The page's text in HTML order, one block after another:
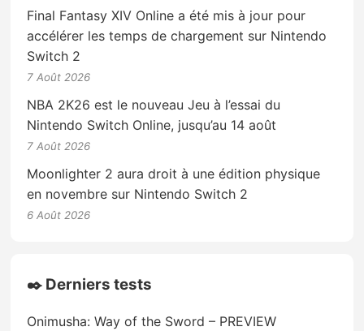
Final Fantasy XIV Online a été mis à jour pour
accélérer les temps de chargement sur Nintendo
Switch 2
7 Août 2026
NBA 2K26 est le nouveau Jeu à l’essai du
Nintendo Switch Online, jusqu’au 14 août
7 Août 2026
Moonlighter 2 aura droit à une édition physique
en novembre sur Nintendo Switch 2
6 Août 2026
✒️ Derniers tests
Onimusha: Way of the Sword – PREVIEW